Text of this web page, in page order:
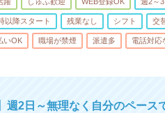
以降スタート 残業なし シフト 交
いOK 職場が禁煙 派遣多 電話対応
2日～無理なく自分のペース